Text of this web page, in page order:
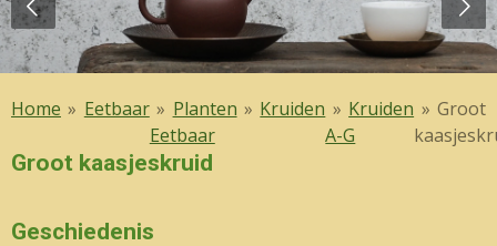
Home » Eetbaar » Planten
Eetbaar
» Kruiden » Kruiden
A-G
» Groot
Groot kaasjeskruid
Geschiedenis